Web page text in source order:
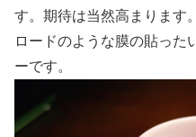
す。期待は当然高まります
ロードのような膜の貼った
ーです。